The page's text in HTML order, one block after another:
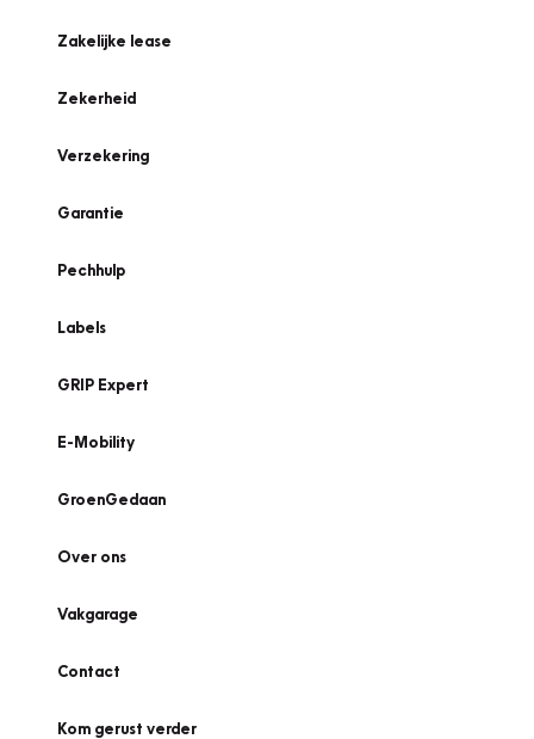
Zakelijke lease
Zekerheid
Verzekering
Garantie
Pechhulp
Labels
GRIP Expert
E-Mobility
GroenGedaan
Over ons
Vakgarage
Contact
Kom gerust verder